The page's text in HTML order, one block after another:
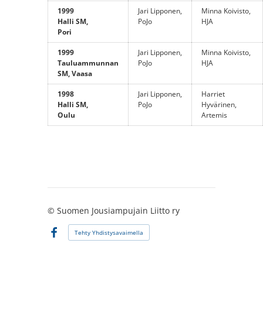
1999
Halli SM,
Pori
Jari Lipponen,
PoJo
Minna Koivisto,
HJA
1999
Tauluammunnan
SM, Vaasa
Jari Lipponen,
PoJo
Minna Koivisto,
HJA
1998
Halli SM,
Oulu
Jari Lipponen,
PoJo
Harriet
Hyvärinen,
Artemis
© Suomen Jousiampujain Liitto ry
Facebook
Tehty Yhdistysavaimella